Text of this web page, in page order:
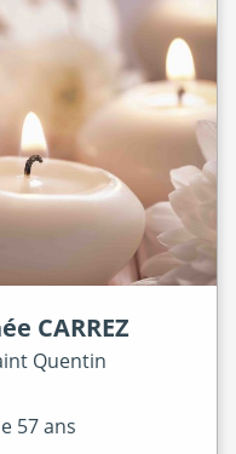
CARREZ
Quentin
57 ans